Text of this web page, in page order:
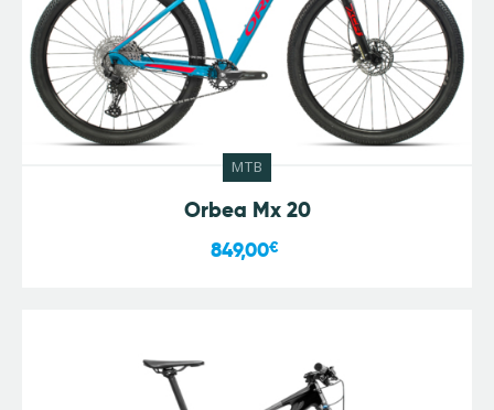
MTB
Orbea Mx 20
849,00€